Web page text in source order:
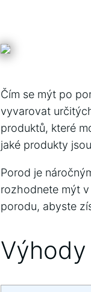
Čím se mýt po
vyvarovat
produktů, které
jaké produkty
Porod je
rozhodnete mýt
porodu, abyste